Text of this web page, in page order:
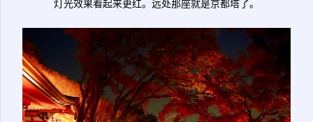
灯光效果看起来更红。远处那座就是京都塔了。